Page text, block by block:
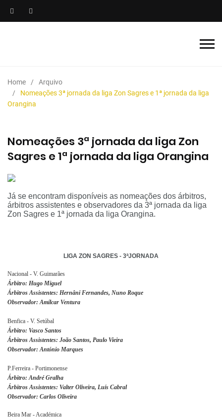
Home
Arquivo
Nomeações 3ª jornada da liga Zon Sagres e 1ª jornada da liga
Orangina
Nomeações 3ª jornada da liga Zon
Sagres e 1ª jornada da liga Orangina
Já se encontram disponíveis as nomeações dos árbitros,
árbitros assistentes e observadores da 3ª jornada da liga
Zon Sagres e 1ª jornada da liga Orangina.
LIGA ZON SAGRES - 3ªJORNADA
Nacional - V. Guimarães
Árbitro: Hugo Miguel
Árbitros Assistentes: Hernâni Fernandes, Nuno Roque
Observador: Amílcar Ventura
Benfica - V. Setúbal
Árbitro: Vasco Santos
Árbitros Assistentes: João Santos, Paulo Vieira
Observador: António Marques
P.Ferreira - Portimonense
Árbitro: André Gralha
Árbitros Assistentes: Valter Oliveira, Luís Cabral
Observador: Carlos Oliveira
Beira Mar - Académica